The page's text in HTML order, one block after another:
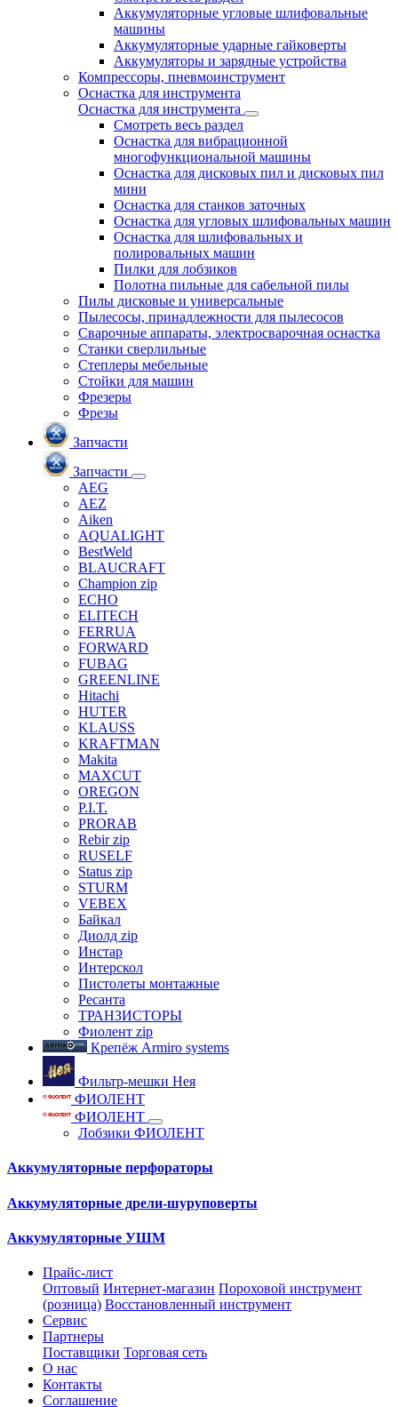
Аккумуляторные угловые шлифовальные
машины
Аккумуляторные ударные гайковерты
Аккумуляторы и зарядные устройства
Компрессоры, пневмоинструмент
Оснастка для инструмента
Оснастка для инструмента
Смотреть весь раздел
Оснастка для вибрационной
многофункциональной машины
Оснастка для дисковых пил и дисковых пил
мини
Оснастка для станков заточных
Оснастка для угловых шлифовальных машин
Оснастка для шлифовальных и
полировальных машин
Пилки для лобзиков
Полотна пильные для сабельной пилы
Пилы дисковые и универсальные
Пылесосы, принадлежности для пылесосов
Сварочные аппараты, электросварочная оснастка
Станки сверлильные
Степлеры мебельные
Стойки для машин
Фрезеры
Фрезы
Запчасти
Запчасти
AEG
AEZ
Aiken
AQUALIGHT
BestWeld
BLAUCRAFT
Champion zip
ECHO
ELITECH
FERRUA
FORWARD
FUBAG
GREENLINE
Hitachi
HUTER
KLAUSS
KRAFTMAN
Makita
MAXCUT
OREGON
P.I.T.
PRORAB
Rebir zip
RUSELF
Status zip
STURM
VEBEX
Байкал
Диолд zip
Инстар
Интерскол
Пистолеты монтажные
Ресанта
ТРАНЗИСТОРЫ
Фиолент zip
Крепёж Armiro systems
Фильтр-мешки Нея
ФИОЛЕНТ
ФИОЛЕНТ
Лобзики ФИОЛЕНТ
Аккумуляторные перфораторы
Аккумуляторные дрели-шуруповерты
Аккумуляторные УШМ
Прайс-лист
Оптовый Интернет-магазин Пороховой инструмент
(розница) Восстановленный инструмент
Сервис
Партнеры
Поставщики Торговая сеть
О нас
Контакты
Соглашение